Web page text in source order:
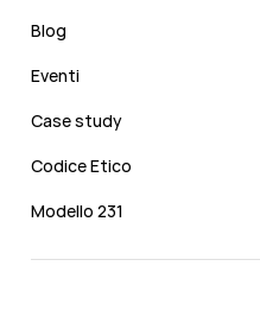
Blog
Eventi
Case study
Codice Etico
Modello 231